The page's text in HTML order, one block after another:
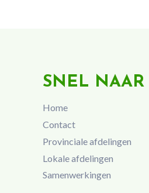
SNEL NAAR
Home
Contact
Provinciale afdelingen
Lokale afdelingen
Samenwerkingen